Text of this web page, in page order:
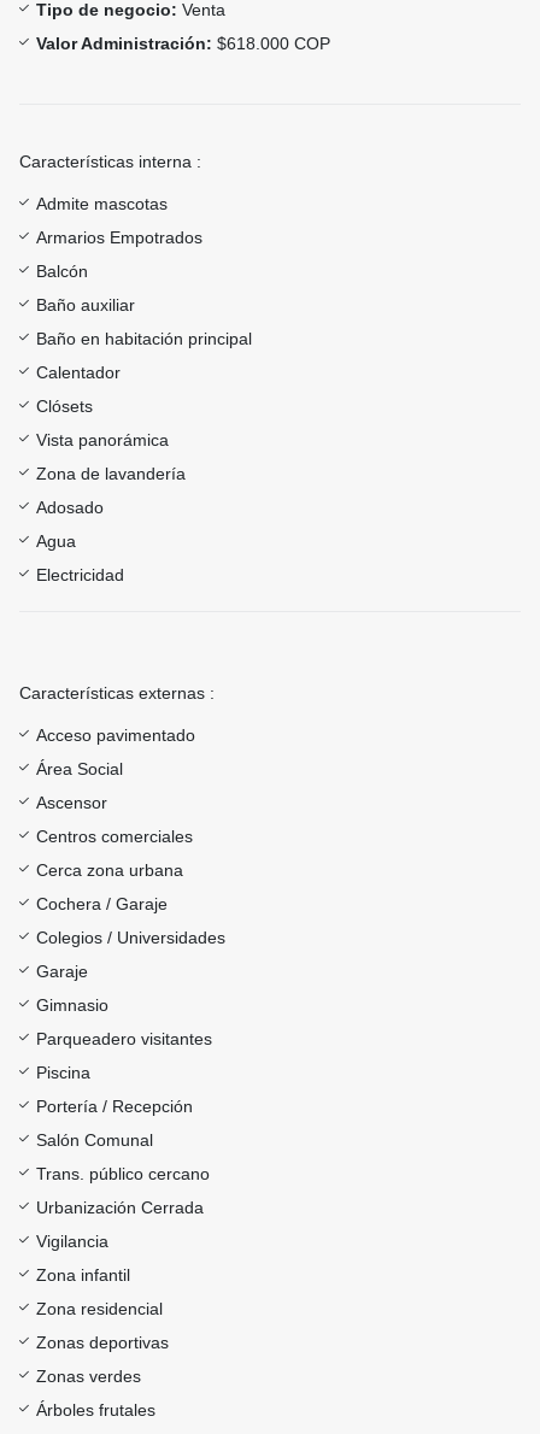
Tipo de negocio: Venta
Valor Administración: $618.000 COP
Características interna :
Admite mascotas
Armarios Empotrados
Balcón
Baño auxiliar
Baño en habitación principal
Calentador
Clósets
Vista panorámica
Zona de lavandería
Adosado
Agua
Electricidad
Características externas :
Acceso pavimentado
Área Social
Ascensor
Centros comerciales
Cerca zona urbana
Cochera / Garaje
Colegios / Universidades
Garaje
Gimnasio
Parqueadero visitantes
Piscina
Portería / Recepción
Salón Comunal
Trans. público cercano
Urbanización Cerrada
Vigilancia
Zona infantil
Zona residencial
Zonas deportivas
Zonas verdes
Árboles frutales